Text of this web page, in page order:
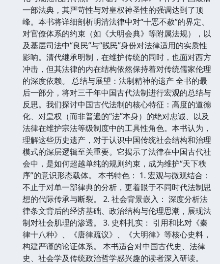
一部法典，其严苛性与对皇权神圣性的强调达到了顶
峰。本书将详细剖析明清法律中对“十恶不赦”的界定、
对官僚体系的约束（如《大明会典》等附属法规），以
及基层司法中“良民”与“贱民”身份对法律适用的实质性
影响。清代继承明制，在维护传统的同时，也面对西方
冲击，但其法律的内在结构依然保持着对传统儒家伦理
的深度依赖。 总结与展望：法制精神的遗产 全书的最
后一部分，将对三千年中国古代法制进行宏观的总结与
反思。我们探讨中国古代法制的核心特征：高度的道德
化、对皇权（而非普遍的“法”本身）的绝对忠诚、以及
法律在维护宗法等级制度中的工具性角色。本书认为，
理解这些历史遗产，对于认识中国传统社会结构和治理
模式的深层逻辑至关重要。它揭示了法律在中国古代社
会中，是如何超越单纯的规则约束，成为维护“天下秩
序”的意识形态载体。 本书特色： 1. 宏观与微观结合：
不止于对单一部律典的分析，更着眼于不同时代法制思
想的代际传承与断裂。 2. 社会背景嵌入： 深度分析法
律条文背后的经济基础、政治结构与伦理思潮，展现法
制对社会肌理的渗透。 3. 史料扎实： 引用和比对《秦
律十八种》、《唐律疏议》、《大明律》等核心史料，
构建严谨的论证体系。 本书适合对中国古代史、法律
史、社会学及传统政治哲学感兴趣的读者深入研读。